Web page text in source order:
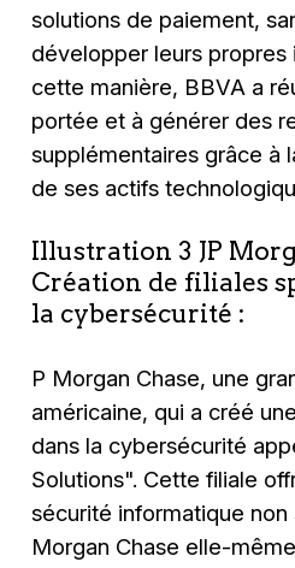
solutions de paiement,
développer leurs propres
cette manière, BBVA a
portée et à générer des
supplémentaires grâce à
de ses actifs
Illustration 3 JP
Création de filiales
la cybersécurité :
P Morgan Chase, une
américaine, qui a créé
dans la cybersécurité
Solutions". Cette filiale
sécurité informatique
Morgan Chase elle-